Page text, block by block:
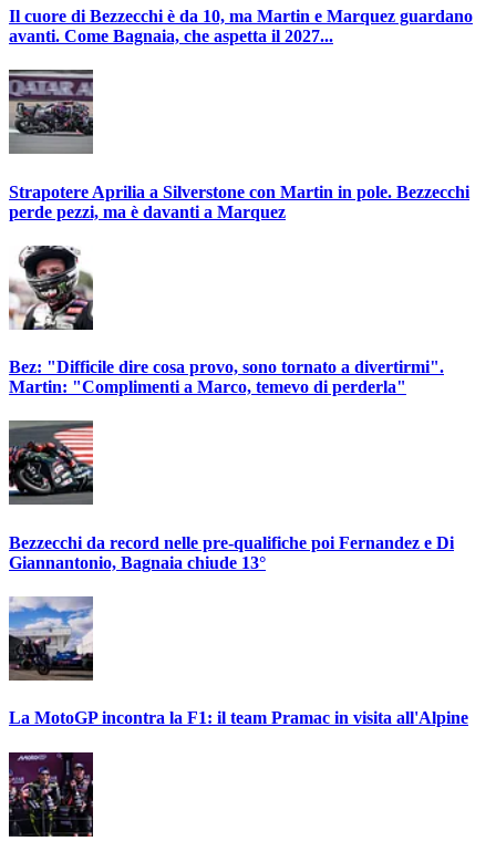
Il cuore di Bezzecchi è da 10, ma Martin e Marquez guardano
avanti. Come Bagnaia, che aspetta il 2027...
Strapotere Aprilia a Silverstone con Martin in pole. Bezzecchi
perde pezzi, ma è davanti a Marquez
Bez: "Difficile dire cosa provo, sono tornato a divertirmi".
Martin: "Complimenti a Marco, temevo di perderla"
Bezzecchi da record nelle pre-qualifiche poi Fernandez e Di
Giannantonio, Bagnaia chiude 13°
La MotoGP incontra la F1: il team Pramac in visita all'Alpine